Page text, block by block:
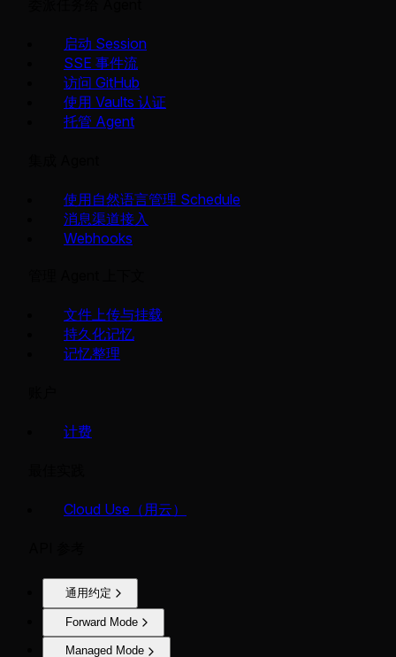
启动 Session
SSE 事件流
访问 GitHub
使用 Vaults 认证
托管 Agent
使用自然语言管理 Schedule
消息渠道接入
Webhooks
文件上传与挂载
持久化记忆
记忆整理
计费
Cloud Use（用云）
通用约定
Forward Mode
Managed Mode